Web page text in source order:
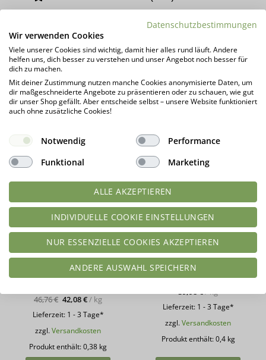
DAS KÖNNTE DIR AUCH GEFALLEN …
-10%
LOW CARB PROBIERBOX 1:
Unsere beliebtesten
Brotbackmischungen | mit 6
Probepäckchen zum Testen |
glutenfrei keto paleo
Bewertet
4.78
geprüfte Gesamtbewertungen
Normalpreis 17,77€Ursprünglicher
war:
Preis
46,76€ 42,08€/ kg
Lieferzeit: 1 - 3 Tage*
zzgl.Versandkosten
Produkt enthält: 0,38 kg
Pfannkuchen & Waffel Teig | für
Protein Pancakes Crepes und
vieles mehr | low carb |
glutenfrei | ungesüsst
Bewertet
mit4.93
von 5
geprüfte Gesamtbewertungen
15,99€
39,98€/kg
Lieferzeit: 1 - 3 Tage*
zzgl.Versandkosten
Produkt enthält: 0,4 kg
Datenschutzbestimmungen
Wir verwenden Cookies
Viele unserer Cookies sind wichtig, damit hier alles rund läuft. Andere
helfen uns, dich besser zu verstehen und unser Angebot noch besser für
dich zu machen.
Mit deiner Zustimmung nutzen manche Cookies anonymisierte Daten, um
dir maßgeschneiderte Angebote zu präsentieren oder zu schauen, wie gut
dir unser Shop gefällt. Aber entscheide selbst – unsere Website funktioniert
auch ohne zusätzliche Cookies!
Notwendig
Performance
Funktional
Marketing
ALLE AKZEPTIEREN
INDIVIDUELLE COOKIE EINSTELLUNGEN
NUR ESSENZIELLE COOKIES AKZEPTIEREN
ANDERE AUSWAHL SPEICHERN